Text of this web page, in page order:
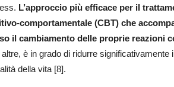
L’approccio più efficace per il
comportamentale (CBT) che
il cambiamento delle proprie reazioni
altre, è in grado di ridurre significativamente
della vita [8].